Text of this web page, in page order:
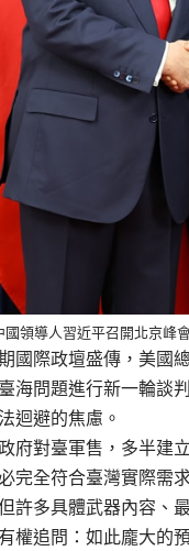
領導人習近平召開北京峰
國際政壇盛傳，美國
海問題進行新一輪談
迴避的焦慮。
府對臺軍售，多半建
完全符合臺灣實際需
許多具體武器內容、
權追問：如此龐大的